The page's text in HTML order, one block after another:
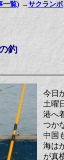
一覧) → サクランボ
釣
今日
土曜
港へ
つか
中国
海は
が真